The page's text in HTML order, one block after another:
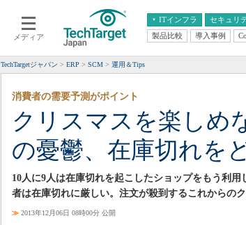
メディア
ITインフラ
クラウド
スマートモバイル
ネットワーク
システム運用管理
セキュリ
エンタープライズAI
ERP
CX
情報系システム
製品比較 導入事例
TechTargetジャパン ERP SCM 運用＆Tips
クリスマスを楽しめ
の憂鬱、在庫切れを
消費者の需要予測がポイント
10人に9人は在庫切れを起こしたショップをもう利
者は在庫切れに厳しい。注文が殺到するこれからの
≫ 2013年12月06日 08時00分 公開